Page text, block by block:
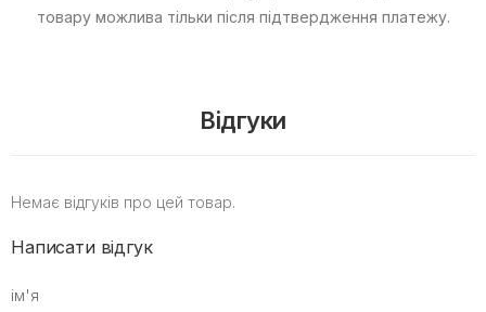
товару можлива тільки після підтвердження платежу.
Відгуки
Немає відгуків про цей товар.
Написати відгук
ім'я